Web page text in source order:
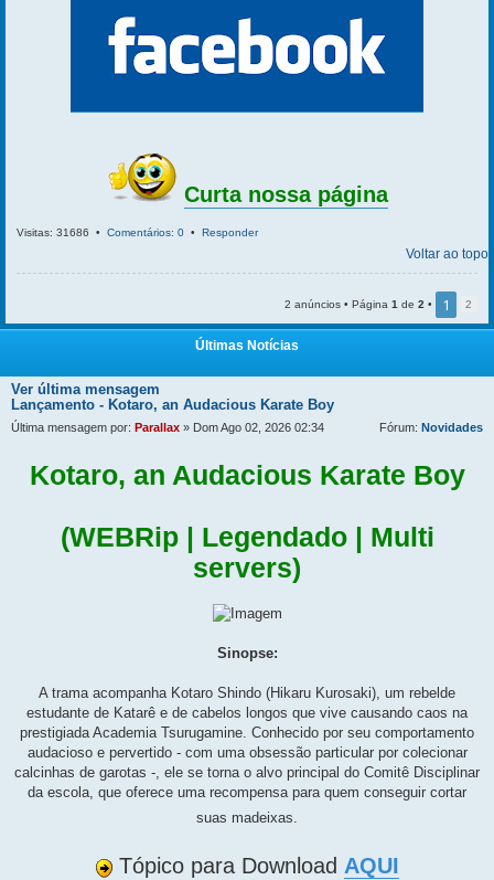
Curta nossa página
Visitas: 31686 • Comentários: 0 • Responder
Voltar ao topo
2 anúncios • Página 1 de 2 • 1 2
Últimas Notícias
Ver última mensagem
Lançamento - Kotaro, an Audacious Karate Boy
Última mensagem por: Parallax » Dom Ago 02, 2026 02:34 Fórum: Novidades
Kotaro, an Audacious Karate Boy
(WEBRip | Legendado | Multi
servers)
Sinopse:
A trama acompanha Kotaro Shindo (Hikaru Kurosaki), um rebelde
estudante de Katarê e de cabelos longos que vive causando caos na
prestigiada Academia Tsurugamine. Conhecido por seu comportamento
audacioso e pervertido - com uma obsessão particular por colecionar
calcinhas de garotas -, ele se torna o alvo principal do Comitê Disciplinar
da escola, que oferece uma recompensa para quem conseguir cortar
suas madeixas.
Tópico para Download AQUI